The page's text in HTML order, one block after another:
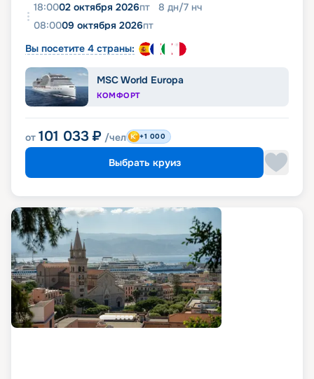
18:0002 октября 2026пт 8 дн/7 нч
08:0009 октября 2026пт
Вы посетите 4 страны:
MSC World Europa
КОМФОРТ
от 101 033 ₽ /чел +1 000
Выбрать круиз